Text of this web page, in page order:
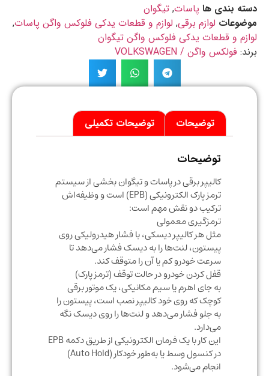
بندی ها پاسات,تیگوان
لوازم برقی,لوازم و قطعات یدکی فلوکس واگن پاسات,
و قطعات یدکی فلوکس واگن تیگوان
فولکس واگن / VOLKSWAGEN
توضیحات توضیحات تکمیلی
توضیحات
کالیپر برقی در پاسات و تیگوان بخشی از سیستم
ترمز پارک الکترونیکی (EPB) است و وظیفه‌اش
ترکیب دو نقش مهم است:
ترمزگیری معمولی
مثل هر کالیپر دیسکی، با فشار هیدرولیکی روی
پیستون، لنت‌ها را به دیسک فشار می‌دهد تا
سرعت خودرو کم یا آن را متوقف کند.
قفل کردن خودرو در حالت توقف (ترمز پارک)
به جای اهرم یا سیم مکانیکی، یک موتور برقی
کوچک که روی خود کالیپر نصب است، پیستون را
به جلو فشار می‌دهد و لنت‌ها را روی دیسک نگه
می‌دارد.
این کار با یک فرمان الکترونیکی از طریق دکمه EPB
در کنسول وسط یا به‌طور خودکار (Auto Hold)
انجام می‌شود.